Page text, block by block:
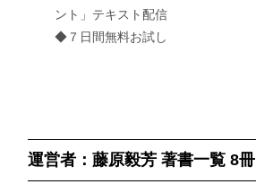
ント」テキスト配信
◆７日間無料お試し
運営者：藤原毅芳 著書一覧 8冊